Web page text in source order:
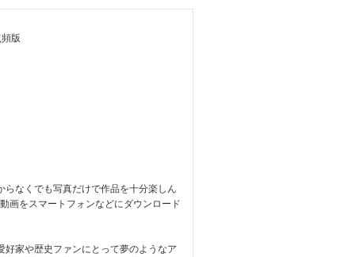
版
なくでも写真だけで作品を十分楽しん
画をスマートフォンなどにダウンロード
家や歴史ファンにとって夢のようなア